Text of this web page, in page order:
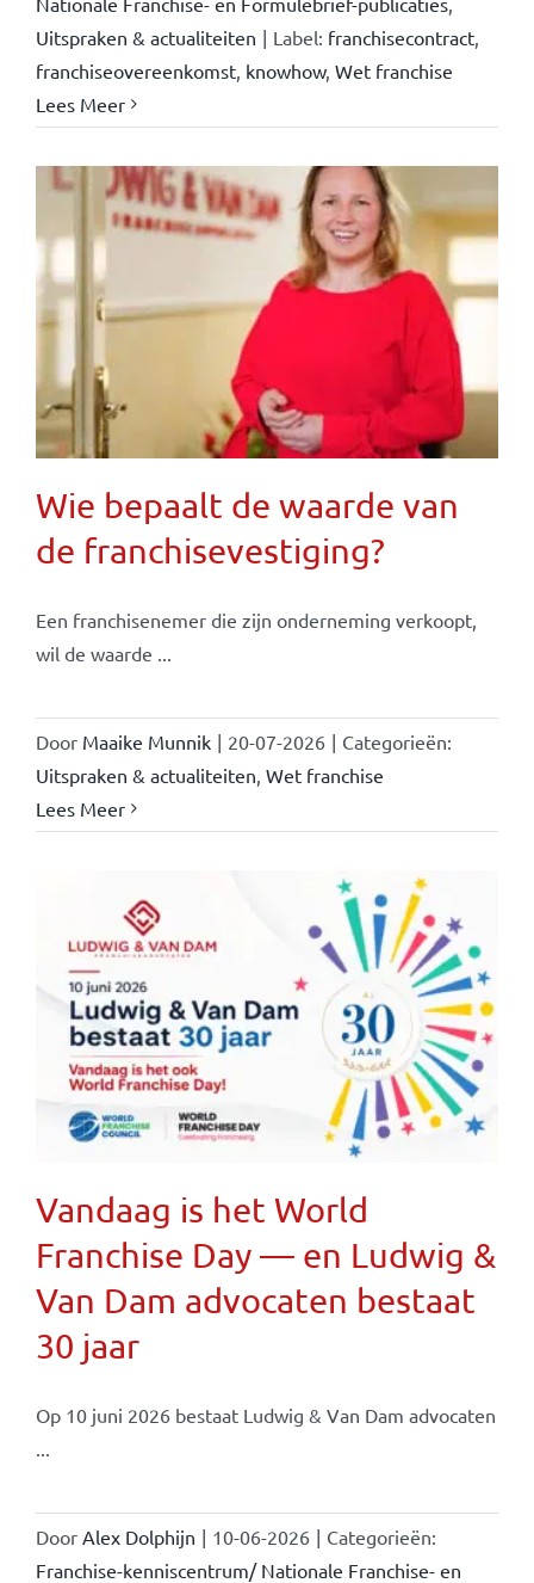
Uitspraken & actualiteiten | Label: franchisecontract,
franchiseovereenkomst, knowhow, Wet franchise
Lees Meer
Wie bepaalt de waarde van
de franchisevestiging?
Een franchisenemer die zijn onderneming verkoopt,
wil de waarde ...
Door Maaike Munnik | 20-07-2026 | Categorieën:
Uitspraken & actualiteiten Wet franchise
Lees Meer
Vandaag is het World
Franchise Day — en Ludwig &
Van Dam advocaten bestaat
30 jaar
Op 10 juni 2026 bestaat Ludwig & Van Dam advocaten
Door Alex Dolphijn | 10-06-2026 | Categorieën:
Franchise-kenniscentrum/ Nationale Franchise- en